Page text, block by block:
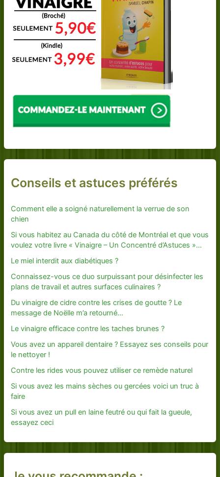
Conseils et astuces préférés
Comment elle a soigné naturellement la verrue de son
chien
Si vous habitez au Canada du côté de Montréal et que vous
voulez votre livre « Vinaigre – Un Concentré d’Astuces »…
Le miel interdit aux diabétiques ?
Connaissez-vous ce duo surpuissant pour désinfecter les
plans de travail et autres surfaces culinaires ?
Du vinaigre de cidre contre les crises de goutte ? Le
message de Noëlle m’a retourné…
Le vinaigre efficace contre les taches brunes ?
Vous avez un appareil dentaire ? Essayez ses conseils pour
le nettoyer !
Contre les rides vous pouvez utiliser ce remède naturel
Si vous avez les mains sèches ou gercées voici un truc à
faire
Si vous avez un pull en laine feutré ou qui fait la gueule,
essayez ceci